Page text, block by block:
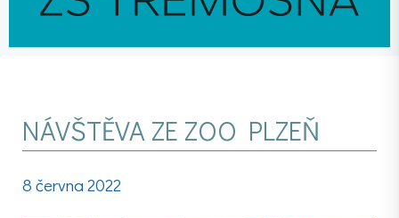
NÁVŠTĚVA ZE ZOO PLZEŇ
8 června 2022